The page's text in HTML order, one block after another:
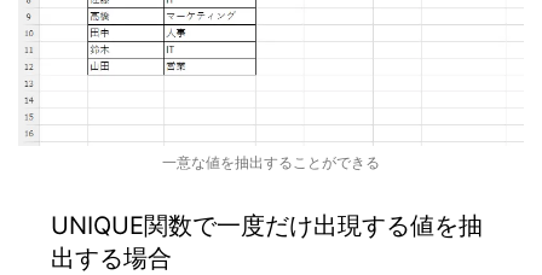
一意な値を抽出することができる
UNIQUE関数で一度だけ出現する値を抽
出する場合